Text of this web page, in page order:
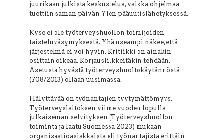
juurikaan julkista keskustelua, vaikka ohjelmaa
tuettiin saman päivän Ylen pääuutislähetyksessä.
Kyse ei ole työterveyshuollon toimijoiden
taisteluväsymyksestä. Yhä useampi näkee, että
järjestelmä ei voi hyvin. Kritiikki on ainakin
osittain oikeaa. Korjausliikkeitäkin tehdään.
Asetusta hyvästä työterveyshuoltokäytännöstä
(708/2013) ollaan uusimassa.
Hälyttävää on työnantajien tyytymättömyys.
Työterveyslaitoksen viime vuoden lopulla
julkaiseman selvityksen (Työterveyshuollon
toiminta ja laatu Suomessa 2023) mukaan
organisaatioasiakkaista eli työnantajista erittäin